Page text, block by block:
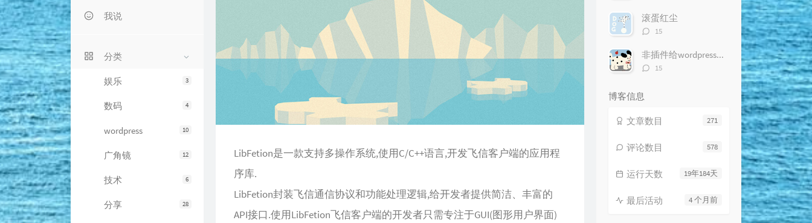
我说
分类
3
娱乐
4
数码
10
wordpress
12
广角镜
6
技术
28
分享
LibFetion是一款支持多操作系统,使用C/C++语言,开发飞信客户端的应用程
序库.
LibFetion封装飞信通信协议和功能处理逻辑,给开发者提供简洁、丰富的
API接口.使用LibFetion飞信客户端的开发者只需专注于GUI(图形用户界面)
数：
滚蛋红尘
评
数：
15
非插件给wordpress加上评论编辑器
评
15
博客信息
271
文章数目
578
评论数目
19年184天
运行天数
4 个月前
最后活动